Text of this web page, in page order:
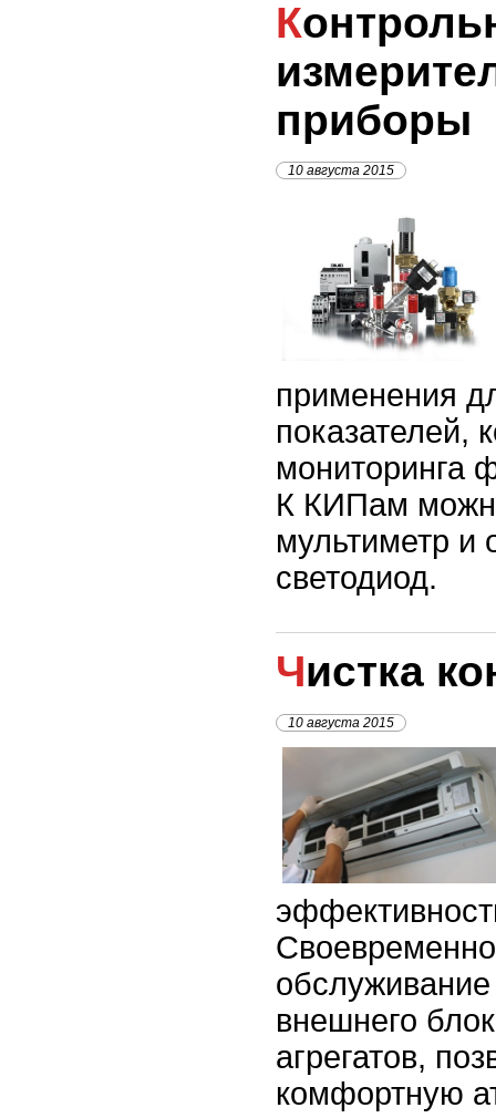
Контрольно-
приборы
10 августа 2015
применения
показателей,
мониторинга
К КИПам
мультиметр и
светодиод.
Чистка
10 августа 2015
обслуживание
внешнего
агрегатов,
комфортную